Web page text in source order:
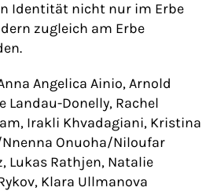
Identität nicht nur im Erbe
zugleich am Erbe
Angelica Ainio, Arnold
Landau-Donelly, Rachel
Irakli Khvadagiani, Kristina
Onuoha/Niloufar
Lukas Rathjen, Natalie
Klara Ullmanova